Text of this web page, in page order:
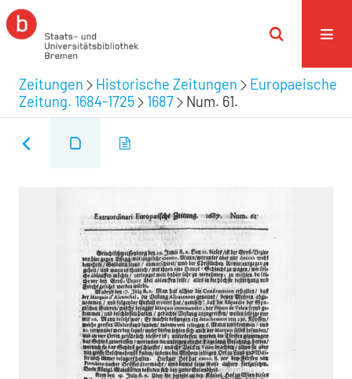
Zeitungen Historische Zeitungen
Europaeische
Zeitung. 1684-1725
1687 Num. 61.